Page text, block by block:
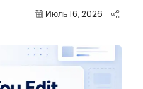
Июль 16, 2026